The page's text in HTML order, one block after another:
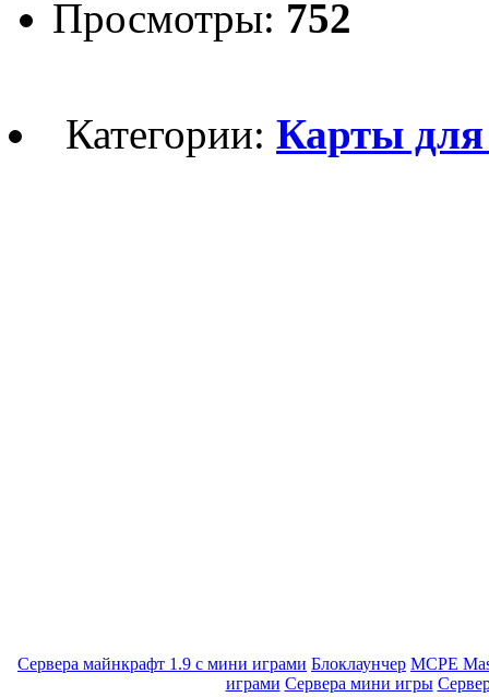
Просмотры: 752
Категории:Карты
Сервера майнкрафт 1.9 с мини играми Блоклаунчер MCPE
играми Сервера мини игры